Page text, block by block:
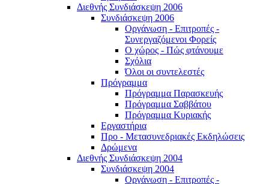
Διεθνής Συνδιάσκεψη 2006
Συνδιάσκεψη 2006
Οργάνωση - Επιτροπές -
Συνεργαζόμενοι Φορείς
Ο χώρος - Πώς φτάνουμε
Σχόλια
Όλοι οι συντελεστές
Πρόγραμμα
Πρόγραμμα Παρασκευής
Πρόγραμμα Σαββάτου
Πρόγραμμα Κυριακής
Εργαστήρια
Προ - Μετασυνεδριακές Εκδηλώσεις
Δρώμενα
Διεθνής Συνδιάσκεψη 2004
Συνδιάσκεψη 2004
Οργάνωση - Επιτροπές -